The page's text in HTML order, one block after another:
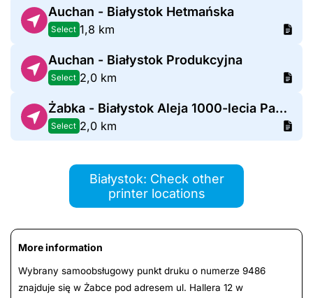
Auchan - Białystok Hetmańska
Select 1,8 km
Auchan - Białystok Produkcyjna
Select 2,0 km
Żabka - Białystok Aleja 1000-lecia Państwa Polskiego 10
Select 2,0 km
Białystok: Check other
printer locations
More information
Wybrany samoobsługowy punkt druku o numerze 9486
znajduje się w Żabce pod adresem ul. Hallera 12 w